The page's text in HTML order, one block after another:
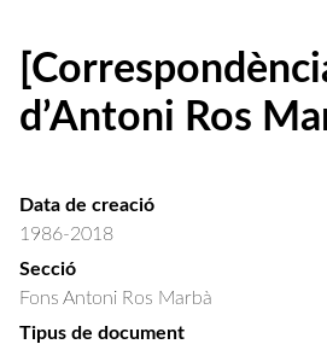
d’Antoni Ros
Data de creació
1986-2018
Secció
Fons Antoni Ros Marbà
Tipus de document